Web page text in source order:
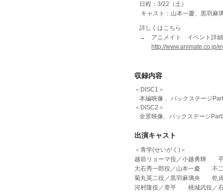
日程：3/22（土）
キャスト：山本一慶、黒羽麻
詳しくはこちら
→ アニメイト イベント詳細
http://www.animate.co.jp/
収録内容
＜DISC1＞
本編映像 、バックステージ
＜DISC2＞
全景映像、バックステージ
出演キャスト
＜青学(せいがく)＞
越前リョーマ役／小越勇輝 手
大石秀一郎役／山本一慶 不二
菊丸英二役／黒羽麻璃央 乾貞
河村隆役／章平 桃城武役／